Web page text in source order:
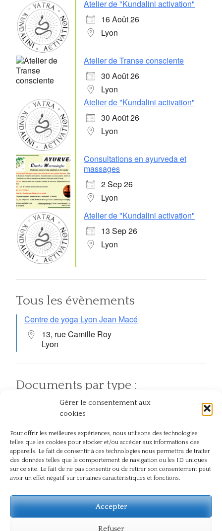
Gérer le consentement aux
cookies
Pour offrir les meilleures expériences, nous utilisons des technologies
telles que les cookies pour stocker et/ou accéder aux informations des
appareils. Le fait de consentir à ces technologies nous permettra de traiter
des données telles que le comportement de navigation ou les ID uniques
sur ce site. Le fait de ne pas consentir ou de retirer son consentement peut
avoir un effet négatif sur certaines caractéristiques et fonctions.
Accepter
Refuser
Atelier de "Kundalini activation"
16 Août 26
Lyon
Atelier de Transe consciente
30 Août 26
Lyon
Atelier de "Kundalini activation"
30 Août 26
Lyon
Consultations en ayurveda et
massages
2 Sep 26
Lyon
Atelier de "Kundalini activation"
13 Sep 26
Lyon
Tous les évènements
Centre de yoga Lyon Jean Macé
13, rue Camille Roy
Lyon
Documents par type :
Articles Atelier et événement
Documents par thème :
Action Chez soi Compassion Dos En plein air Journée
Santé Souffle Souffrance SûtraTémoignage